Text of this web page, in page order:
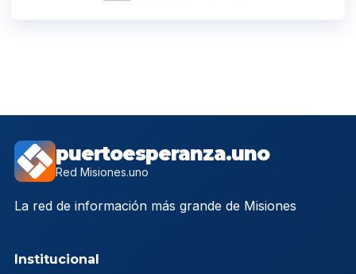
puertoesperanza.uno
Red Misiones.uno
La red de información más grande de Misiones
Institucional